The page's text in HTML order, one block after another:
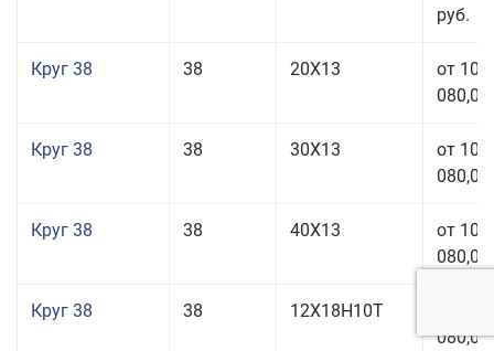
руб.
Круг 38 38 20Х13
от 101
080,00
Круг 38 38 30Х13
от 101
080,00
Круг 38 38 40Х13
от 101
080,00
Круг 38 38 12Х18Н10Т
080,00